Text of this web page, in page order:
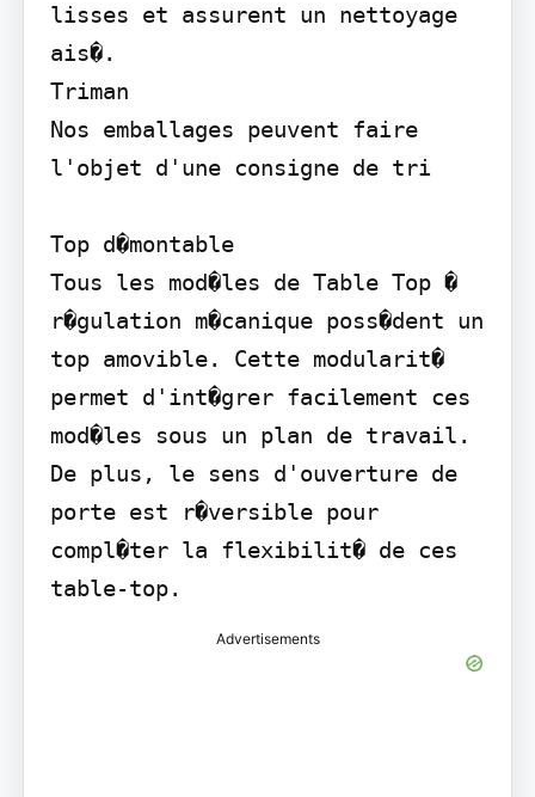
lisses et assurent un nettoyage
ais�.
Triman
Nos emballages peuvent faire
l'objet d'une consigne de tri
Top d�montable
Tous les mod�les de Table Top �
r�gulation m�canique poss�dent un
top amovible. Cette modularit�
permet d'int�grer facilement ces
mod�les sous un plan de travail.
De plus, le sens d'ouverture de
porte est r�versible pour
compl�ter la flexibilit� de ces
table-top.
Advertisements